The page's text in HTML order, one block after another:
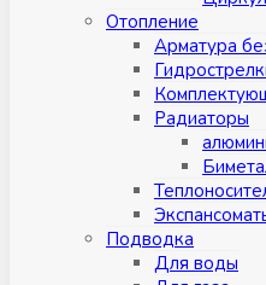
Отопление
Арматура
Радиаторы
Подводка
Для воды